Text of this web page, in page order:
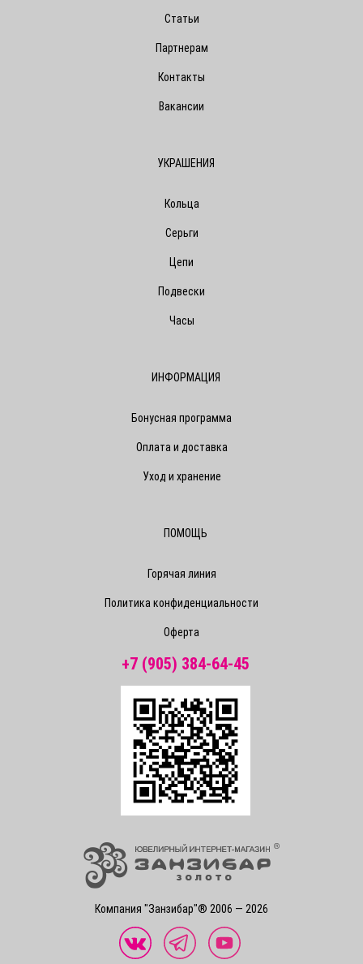
Компания "Занзибар"® 2006 — 2026
Статьи
Партнерам
Контакты
Вакансии
УКРАШЕНИЯ
Кольца
Серьги
Цепи
Подвески
Часы
ИНФОРМАЦИЯ
Бонусная программа
Оплата и доставка
Уход и хранение
ПОМОЩЬ
Горячая линия
Политика конфиденциальности
Оферта
+7 (905) 384-64-45